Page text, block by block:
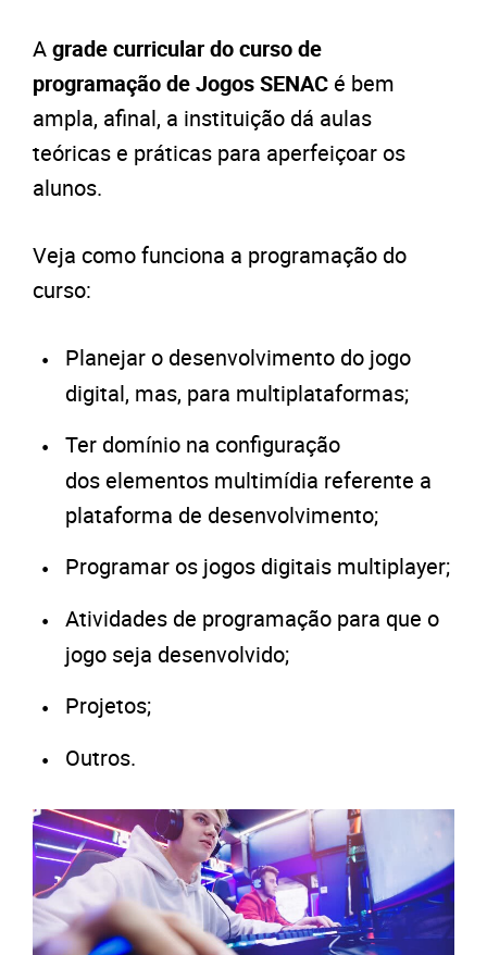
Agrade curricular do curso de
programação de Jogos SENAC é bem
ampla, afinal, a instituição dá aulas
teóricas e práticas para aperfeiçoar os
alunos.
Veja como funciona a programação do
curso:
Planejar o desenvolvimento do jogo
digital, mas, para multiplataformas;
Ter domínio na configuração
dos elementos multimídia referente a
plataforma de desenvolvimento;
Programar os jogos digitais multiplayer;
Atividades de programação para que o
jogo seja desenvolvido;
Projetos;
Outros.